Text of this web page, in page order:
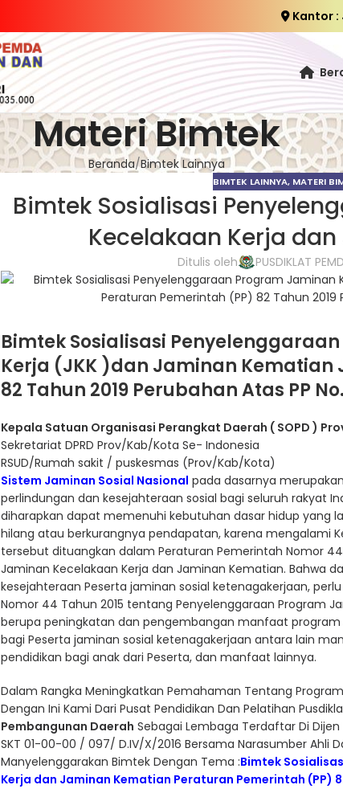
Kantor :
Materi Bimtek
Beranda Bimtek Lainnya
BIMTEK LAINNYA, MATERI
Bimtek Sosialisasi
Kecelakaan Kerja
Ditulis oleh PUSDIKLAT
Bimtek Sosialisasi
Kerja (JKK )dan Jaminan Kematian
82 Tahun 2019 Perubahan Atas PP
Kepala Satuan Organisasi Perangkat Daerah ( SOPD )
Sekretariat DPRD Prov/Kab/Kota Se- Indonesia
RSUD/Rumah sakit / puskesmas (Prov/Kab/Kota)
Sistem Jaminan Sosial Nasional pada dasarnya
perlindungan dan kesejahteraan sosial bagi seluruh rakyat
diharapkan dapat memenuhi kebutuhan dasar hidup yang
hilang atau berkurangnya pendapatan, karena mengalami
tersebut dituangkan dalam Peraturan Pemerintah Nomor
Jaminan Kecelakaan Kerja dan Jaminan Kematian. Bahwa
kesejahteraan Peserta jaminan sosial ketenagakerjaan,
Nomor 44 Tahun 2015 tentang Penyelenggaraan Program
berupa peningkatan dan pengembangan manfaat
bagi Peserta jaminan sosial ketenagakerjaan antara lain
pendidikan bagi anak dari Peserta, dan manfaat lainnya.
Dalam Rangka Meningkatkan Pemahaman Tentang
Dengan Ini Kami Dari Pusat Pendidikan Dan Pelatihan
Pembangunan Daerah Sebagai Lembaga Terdaftar Di
SKT 01-00-00 / 097/ D.IV/X/2016 Bersama Narasumber Ahli
Manyelenggarakan Bimtek Dengan Tema :Bimtek
Kerja dan Jaminan Kematian Peraturan Pemerintah (PP)